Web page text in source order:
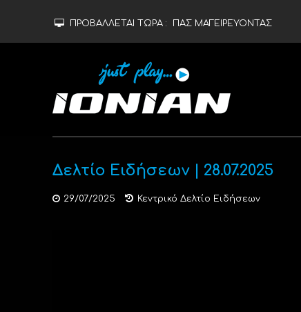
ΠΡΟΒΑΛΛΕΤΑΙ ΤΩΡΑ : ΠΑΣ ΜΑΓΕΙΡΕΥΟΝΤΑΣ
Δελτίο Ειδήσεων | 28.07.2025
29/07/2025 Κεντρικό Δελτίο Ειδήσεων